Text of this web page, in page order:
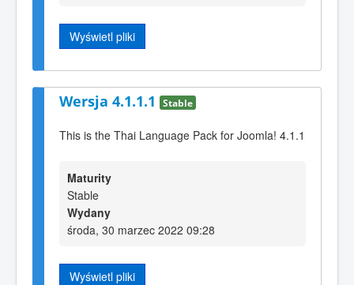
Wyświetl pliki
Wersja 4.1.1.1 Stable
This is the Thai Language Pack for Joomla! 4.1.1
Maturity
Stable
Wydany
środa, 30 marzec 2022 09:28
Wyświetl pliki